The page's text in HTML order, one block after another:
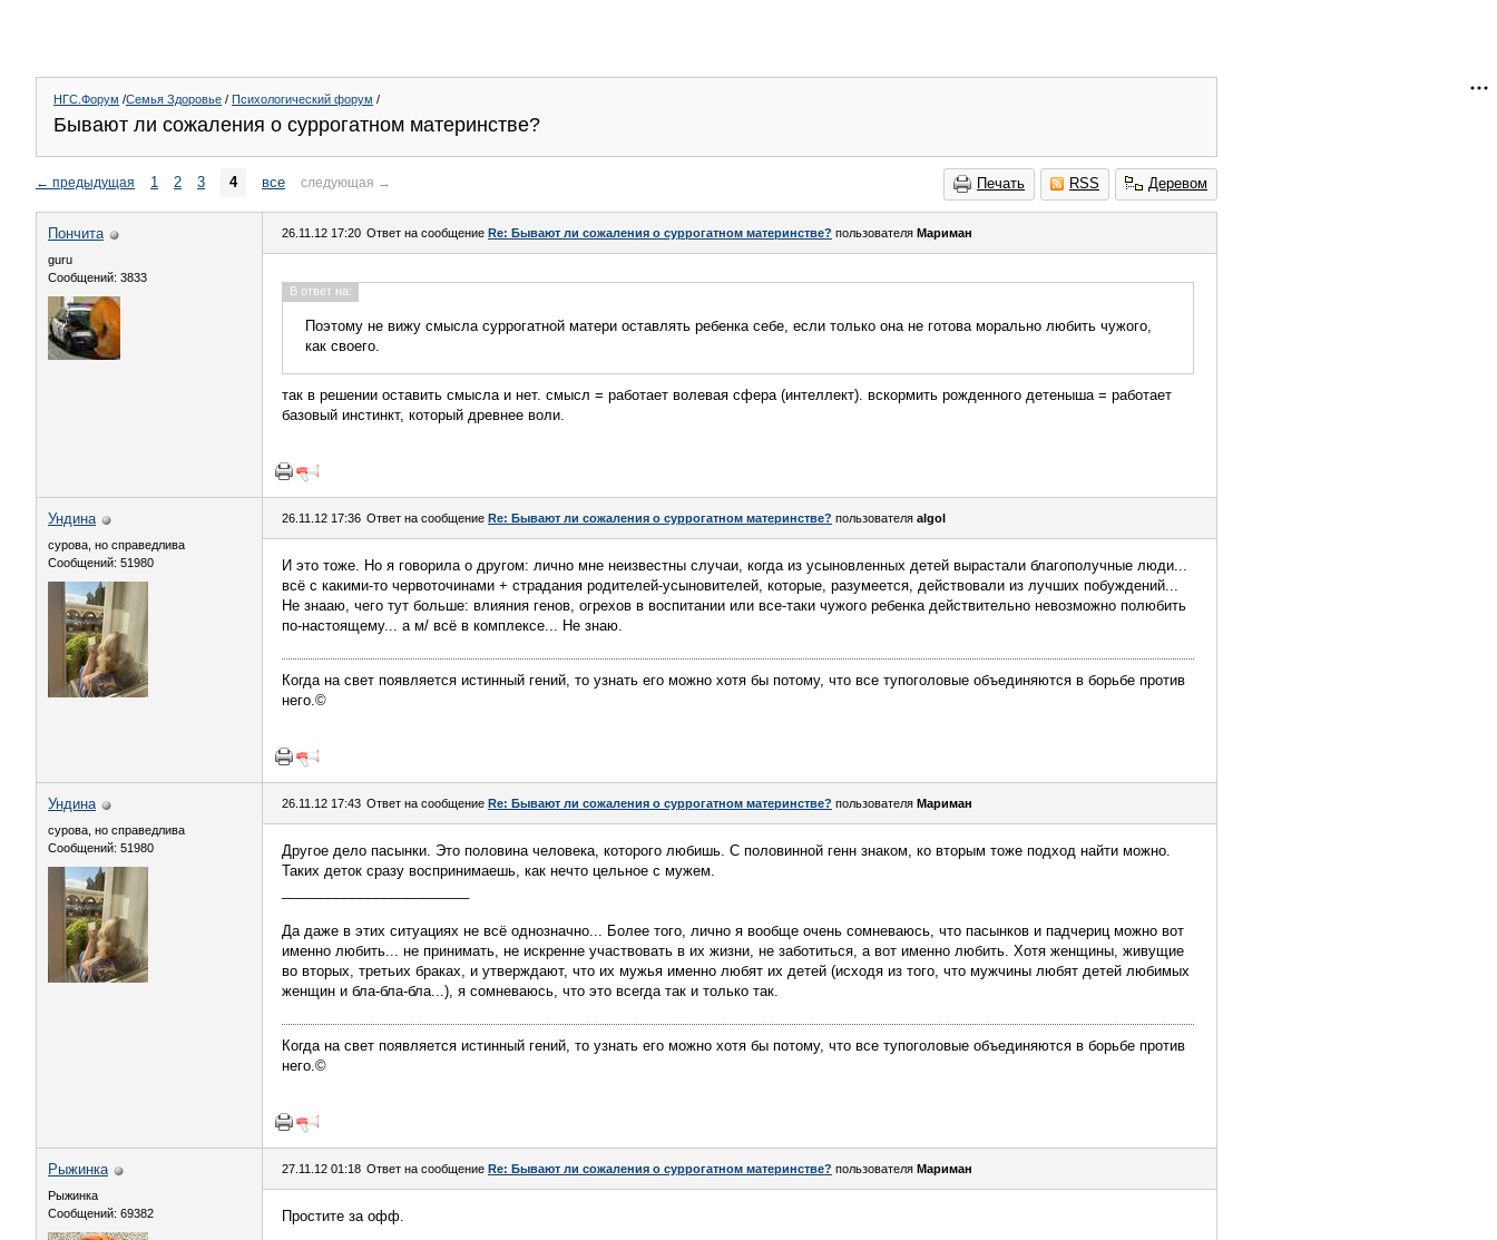
НГС.Форум /Семья Здоровье / Психологический форум /
Бывают ли сожаления о суррогатном материнстве?
Печать RSS Деревом
← предыдущая 1 2 3 4 все следующая →
Пончита
guru
Сообщений: 3833
26.11.12 17:20 Ответ на сообщение Re: Бывают ли сожаления о суррогатном материнстве? пользователя Мариман
В ответ на:
Поэтому не вижу смысла суррогатной матери оставлять ребенка себе, если только она не готова морально любить чужого,
как своего.
так в решении оставить смысла и нет. смысл = работает волевая сфера (интеллект). вскормить рожденного детеныша = работает
базовый инстинкт, который древнее воли.
Ундинa
сурова, но справедлива
Сообщений: 51980
26.11.12 17:36 Ответ на сообщение Re: Бывают ли сожаления о суррогатном материнстве? пользователя algol
И это тоже. Но я говорила о другом: лично мне неизвестны случаи, когда из усыновленных детей вырастали благополучные люди...
всё с какими-то червоточинами + страдания родителей-усыновителей, которые, разумеется, действовали из лучших побуждений...
Не знааю, чего тут больше: влияния генов, огрехов в воспитании или все-таки чужого ребенка действительно невозможно полюбить
по-настоящему... а м/ всё в комплексе... Не знаю.
Когда на свет появляется истинный гений, то узнать его можно хотя бы потому, что все тупоголовые объединяются в борьбе против
него.©
Ундинa
сурова, но справедлива
Сообщений: 51980
26.11.12 17:43 Ответ на сообщение Re: Бывают ли сожаления о суррогатном материнстве? пользователя Мариман
Другое дело пасынки. Это половина человека, которого любишь. С половинной генн знаком, ко вторым тоже подход найти можно.
Таких деток сразу воспринимаешь, как нечто цельное с мужем.
Да даже в этих ситуациях не всё однозначно... Более того, лично я вообще очень сомневаюсь, что пасынков и падчериц можно вот
именно любить... не принимать, не искренне участвовать в их жизни, не заботиться, а вот именно любить. Хотя женщины, живущие
во вторых, третьих браках, и утверждают, что их мужья именно любят их детей (исходя из того, что мужчины любят детей любимых
женщин и бла-бла-бла...), я сомневаюсь, что это всегда так и только так.
Когда на свет появляется истинный гений, то узнать его можно хотя бы потому, что все тупоголовые объединяются в борьбе против
него.©
Рыжинка
Рыжинка
Сообщений: 69382
27.11.12 01:18 Ответ на сообщение Re: Бывают ли сожаления о суррогатном материнстве? пользователя Мариман
Простите за офф.